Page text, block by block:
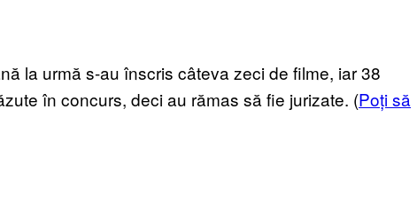
la urmă s-au înscris câteva zeci de filme, iar 38
în concurs, deci au rămas să fie jurizate. (Poți să